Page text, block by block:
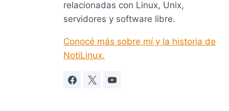
relacionadas con Linux, Unix,
servidores y software libre.
Conocé más sobre mí y la historia de
NotiLinux.